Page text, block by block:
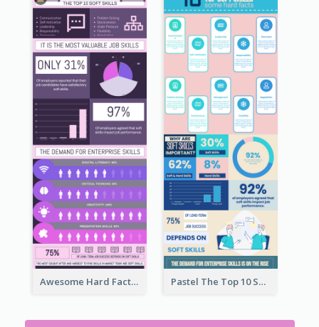
Awesome Hard Facts About Software Skills Infographic Design Pastel The Top 10 Soft Skills Infographic Design